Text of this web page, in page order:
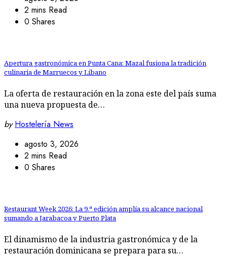
2 mins Read
0 Shares
Apertura gastronómica en Punta Cana: Mazal fusiona la tradición
culinaria de Marruecos y Líbano
La oferta de restauración en la zona este del país suma
una nueva propuesta de…
by Hostelería News
agosto 3, 2026
2 mins Read
0 Shares
Restaurant Week 2026: La 9.ª edición amplía su alcance nacional
sumando a Jarabacoa y Puerto Plata
El dinamismo de la industria gastronómica y de la
restauración dominicana se prepara para su…